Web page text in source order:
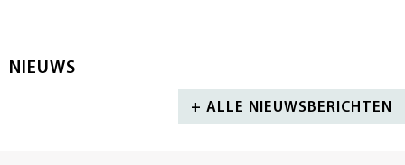
NIEUWS
+ ALLE NIEUWSBERICHTEN